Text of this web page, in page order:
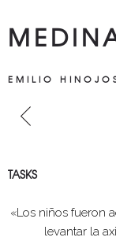
EMILIO
TASKS
«Los niños fueron
levantar la